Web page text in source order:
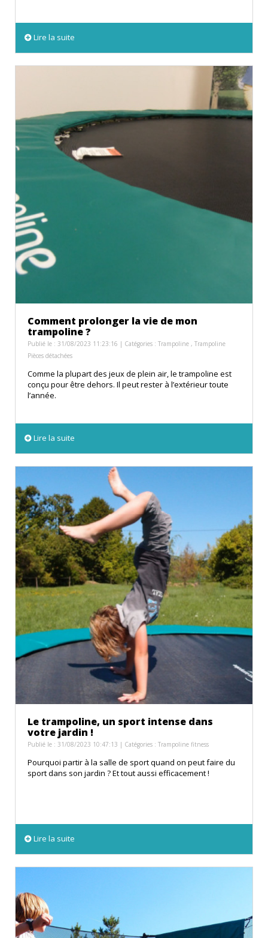
Lire la suite
Comment prolonger la vie de mon
trampoline ?
Publié le : 31/08/2023 11:23:16 | Catégories : Trampoline , Trampoline
Pièces détachées
Comme la plupart des jeux de plein air, le trampoline est
conçu pour être dehors. Il peut rester à l’extérieur toute
l’année.
Lire la suite
Le trampoline, un sport intense dans
votre jardin !
Publié le : 31/08/2023 10:47:13 | Catégories : Trampoline fitness
Pourquoi partir à la salle de sport quand on peut faire du
sport dans son jardin ? Et tout aussi efficacement !
Lire la suite